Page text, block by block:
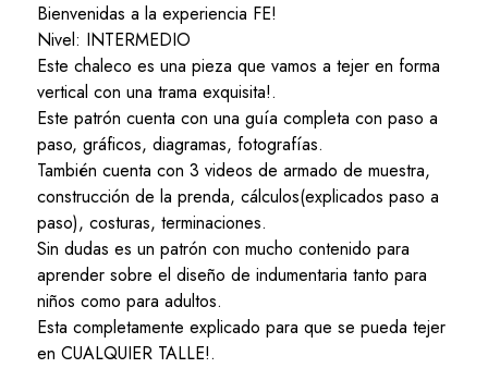
Bienvenidas a la experiencia FE!
Nivel: INTERMEDIO
Este chaleco es una pieza que vamos a tejer en forma
vertical con una trama exquisita!.
Este patrón cuenta con una guía completa con paso a
paso, gráficos, diagramas, fotografías.
También cuenta con 3 videos de armado de muestra,
construcción de la prenda, cálculos(explicados paso a
paso), costuras, terminaciones.
Sin dudas es un patrón con mucho contenido para
aprender sobre el diseño de indumentaria tanto para
niños como para adultos.
Esta completamente explicado para que se pueda tejer
en CUALQUIER TALLE!.